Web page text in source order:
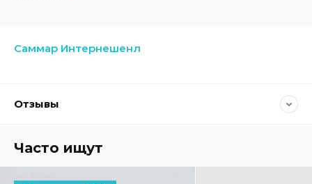
Саммар Интернешенл
Отзывы
Часто ищут